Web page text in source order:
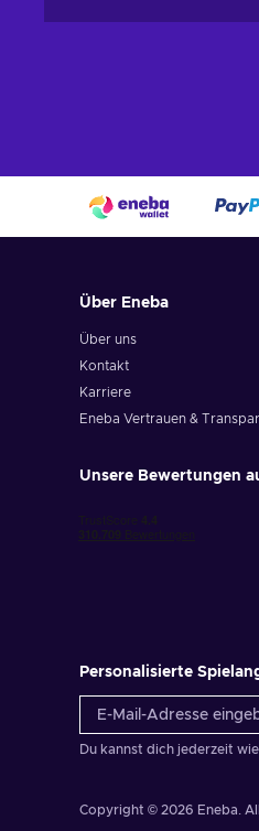
Über Eneba
Über uns
Kontakt
Karriere
Eneba Vertrauen &
Unsere Bewertungen
Personalisierte
Du kannst dich jederzeit
Copyright © 2026 Eneba.